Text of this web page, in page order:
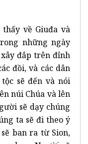
về Giuđa và
những ngày
đắp trên đỉnh
đồi, và các dân
sẽ đến và nói
núi Chúa và lên
sẽ dạy chúng
ta sẽ đi theo ý
ban ra từ Sion,